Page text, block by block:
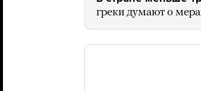
греки думают о